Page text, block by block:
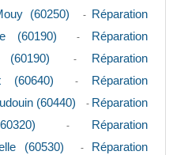
(60250) -
Réparation
(60190)
-
Réparation
(60190)
-
Réparation
(60640)
-
Réparation
(60440)
- Réparation
-
Réparation
(60530)
-
Réparation